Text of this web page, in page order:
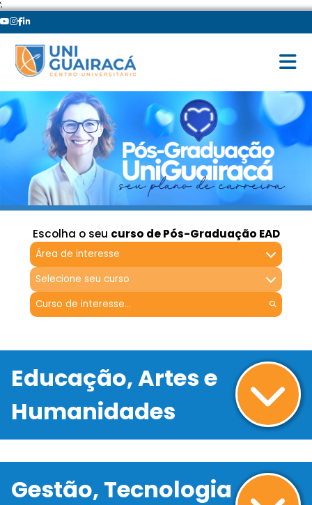
';
Escolha o seu curso de Pós-Graduação EAD
Área de interesse
Selecione seu curso
Educação, Artes e
Humanidades
Gestão, Tecnologia